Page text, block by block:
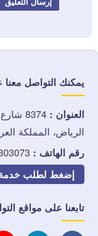
يمكنك التواصل معنا
العنوان :
8374
الرياض، المملكة
رقم الهاتف :
إضغط لطلب
تابعنا على مواقع